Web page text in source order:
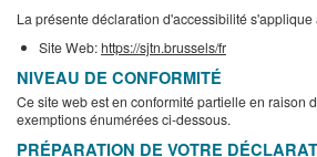
La présente déclaration d'accessibilité s'applique
Site Web:https://sjtn.brussels/fr
NIVEAU DE CONFORMITÉ
Ce site web est en conformité partielle en raison
exemptions énumérées ci-dessous.
PRÉPARATION DE VOTRE